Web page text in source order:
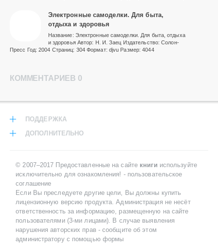
Электронные самоделки. Для быта,
отдыха и здоровья
Название: Электронные самоделки. Для быта, отдыха
и здоровья Автор: Н. И. Заец Издательство: Солон-
Пресс Год: 2004 Страниц: 304 Формат: djvu Размер: 4044
КОММЕНТАРИЕВ 0
ПОДДЕРЖКА
ДОПОЛНИТЕЛЬНО
© 2007–2017 Предоставленные на сайте книги используйте
исключительно для ознакомления! - пользовательское
соглашение
Если Вы преследуете другие цели, Вы должны купить
лицензионную версию продукта. Администрация не несёт
ответственность за информацию, размещенную на сайте
пользователями (3-ми лицами). В случае выявления
нарушения авторских прав -сообщите об этом
администратору с помощью формы